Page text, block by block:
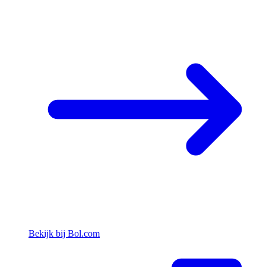
Bekijk bij Bol.com